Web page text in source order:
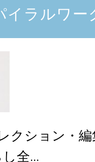
イラルワー
クション・
全...